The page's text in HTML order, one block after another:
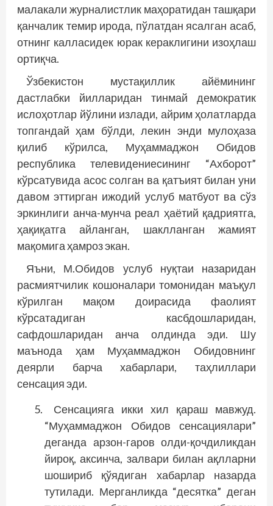
малакали журналистлик маҳоратидан ташқари
қанчалик темир ирода, пўлатдан ясалган асаб,
отнинг калласидек юрак кераклигини изоҳлаш
ортиқча.
Ўзбекистон мустақиллик айёмининг
дастлабки йилларидан тинмай демократик
ислоҳотлар йўлини излади, айрим ҳолатларда
топгандай ҳам бўлди, лекин энди мулоҳаза
қилиб кўрилса, Муҳаммаджон Обидов
республика телевидениесининг “Ахборот”
кўрсатувида асос солган ва қатъият билан уни
давом эттирган ижодий услуб матбуот ва сўз
эркинлиги анча-мунча реал ҳаётий қадриятга,
ҳақиқатга айланган, шаклланган жамият
мақомига ҳамроз экан.
Яъни, М.Обидов услуб нуқтаи назаридан
расмиятчилик кошоналари томонидан маъқул
кўрилган мақом доирасида фаолият
кўрсатадиган касбдошларидан,
сафдошларидан анча олдинда эди. Шу
маънода ҳам Муҳаммаджон Обидовнинг
деярли барча хабарлари, таҳлиллари
сенсация эди.
Сенсацияга икки хил қараш мавжуд.
“Муҳаммаджон Обидов сенсациялари”
деганда арзон-гаров олди-қочдиликдан
йироқ, аксинча, залвари билан ақлларни
шошириб қўядиган хабарлар назарда
тутилади. Мерганликда “десятка” деган